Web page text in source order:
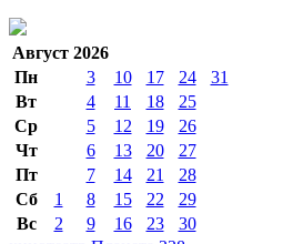
Август 2026
Пн
3 10 17 24
31
Вт
4 11 18
25
Ср
5 12 19
26
Чт
6 13 20
27
Пт
7 14 21
28
Сб
1 8 15 22
29
Вс
2 9 16 23
30